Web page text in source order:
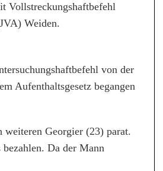
Vollstreckungshaftbefehl
Weiden.
von der
Aufenthaltsgesetz begangen
weiteren Georgier (23) parat.
Da der Mann